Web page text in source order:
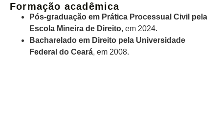
Formação acadêmica
⁠Pós-graduação em Prática Processual Civil pela
Escola Mineira de Direito, em 2024.
Bacharelado em Direito pela Universidade
Federal do Ceará, em 2008.